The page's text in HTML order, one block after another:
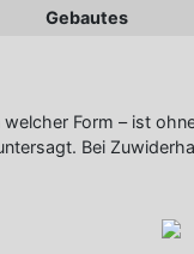
Gebautes
Form – ist
Bei